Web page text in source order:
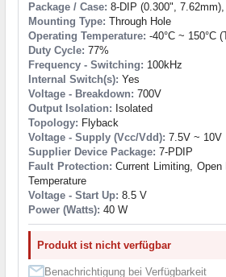
Package / Case: 8-DIP (0.300",
Mounting Type: Through Hole
Operating Temperature: -40°C ~ 150°C
Duty Cycle: 77%
Frequency - Switching: 100kHz
Internal Switch(s): Yes
Voltage - Breakdown: 700V
Output Isolation: Isolated
Topology: Flyback
Voltage - Supply (Vcc/Vdd): 7.5V ~ 10V
Supplier Device Package: 7-PDIP
Fault Protection: Current Limiting,
Temperature
Voltage - Start Up: 8.5 V
Power (Watts): 40 W
Produkt ist nicht verfügbar
Benachrichtigung bei Verfügbarkeit